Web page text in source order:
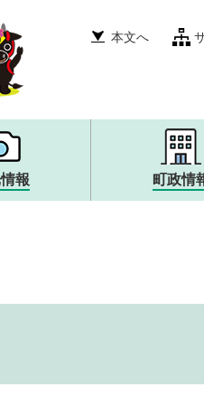
本文へ
報 町政情